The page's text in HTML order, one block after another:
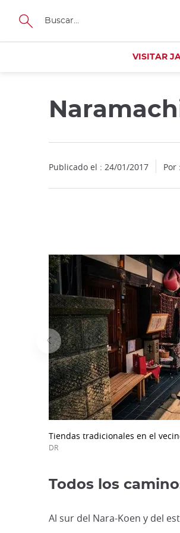
Tamaño
VISITAR
Publicado el : 24/01/2017 Por
Tiendas tradicionales en el
DR
Todos los
Al sur del Nara-Koen y del